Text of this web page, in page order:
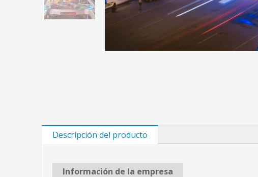
Descripción del producto
Información de la empresa